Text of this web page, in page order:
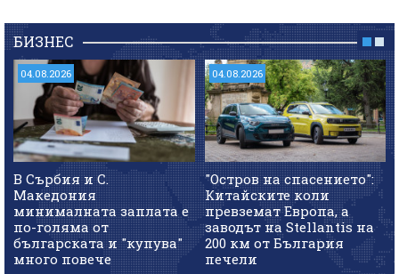
БИЗНЕС
04.08.2026
В Сърбия и С.
Македония
минималната заплата е
по-голяма от
българската и "купува"
много повече
04.08.2026
"Остров на спасението":
Китайските коли
превземат Европа, а
заводът на Stellantis на
200 км от България
печели